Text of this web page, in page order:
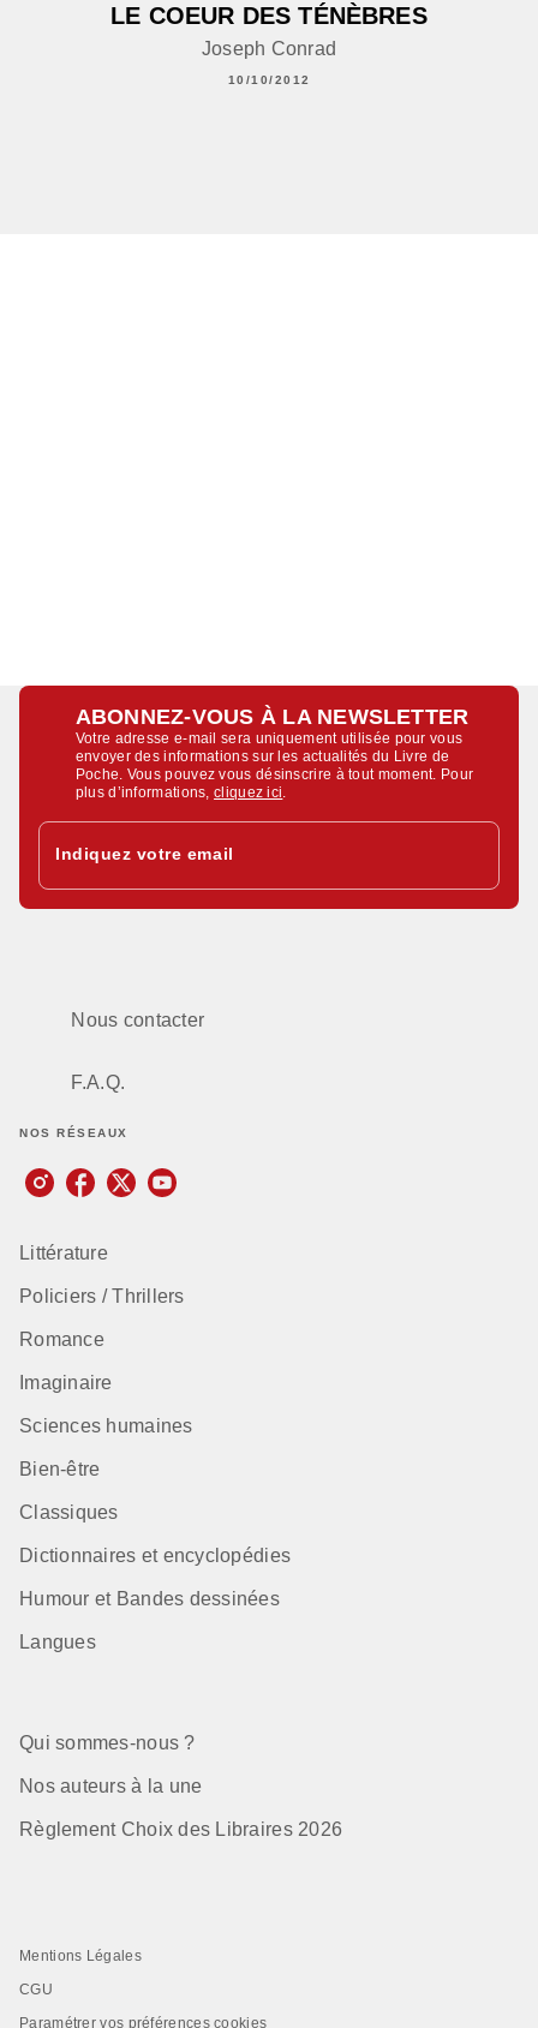
LE COEUR DES TÉNÈBRES
Joseph Conrad
10/10/2012
ABONNEZ-VOUS À LA NEWSLETTER
Votre adresse e-mail sera uniquement utilisée pour vous
envoyer des informations sur les actualités du Livre de
Poche. Vous pouvez vous désinscrire à tout moment. Pour
plus d’informations,cliquez ici
Indiquez votre email
Nous contacter
F.A.Q.
NOS RÉSEAUX
Littérature
Policiers / Thrillers
Romance
Imaginaire
Sciences humaines
Bien-être
Classiques
Dictionnaires et encyclopédies
Humour et Bandes dessinées
Langues
Qui sommes-nous ?
Nos auteurs à la une
Règlement Choix des Libraires 2026
Mentions Légales
CGU
Paramétrer vos préférences cookies